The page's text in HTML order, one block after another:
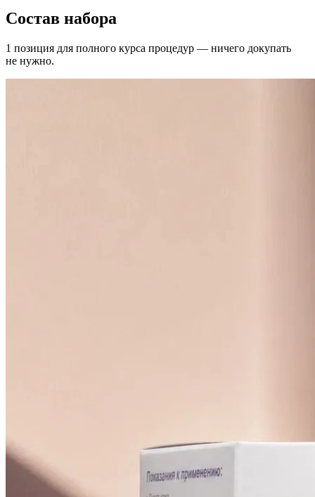
Состав набора
1 позиция для полного курса процедур — ничего докупать
не нужно.